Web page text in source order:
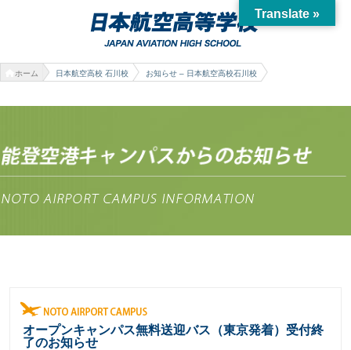
ホーム 日本航空高校 石川校 お知らせ – 日本航空高校石川校
オープンキャンパス無料送迎バス（東京発着）受付終
了のお知らせ
Translate »